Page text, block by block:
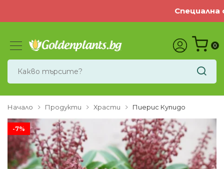
Специална
0
Начало Продукти Храсти Пиерис Купидо
-7%